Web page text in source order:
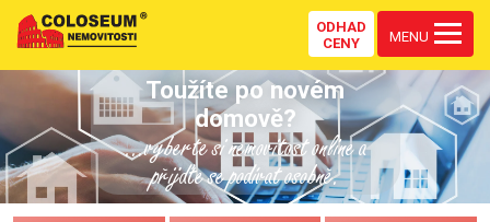
ODHAD
CENY
MENU
Toužíte po novém
domově?
...vyberte si nemovitost online a
přijďte se podívat osobně.